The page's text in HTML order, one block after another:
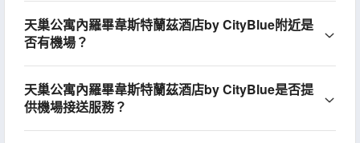
天巢公寓內羅畢韋斯特蘭茲酒店by CityBlue附近是
否有機場？
天巢公寓內羅畢韋斯特蘭茲酒店by CityBlue是否提
供機場接送服務？